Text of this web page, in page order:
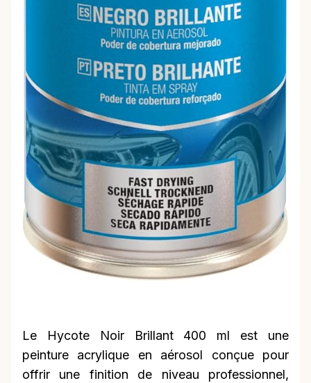
Le Hycote Noir Brillant 400 ml est une
peinture acrylique en aérosol conçue pour
offrir une finition de niveau professionnel,